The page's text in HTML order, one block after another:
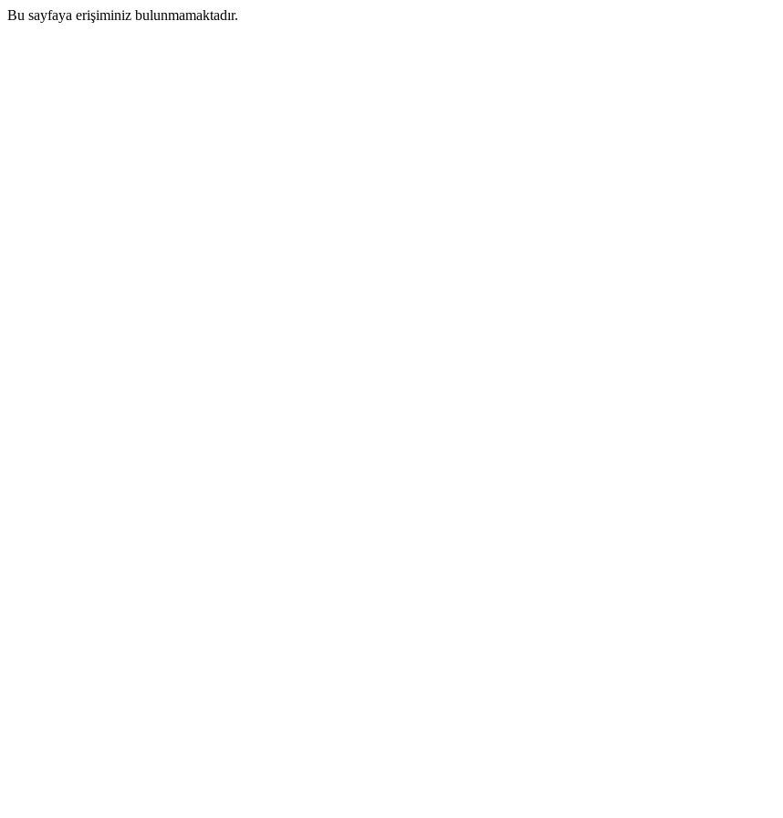
Bu sayfaya erişiminiz bulunmamaktadır.